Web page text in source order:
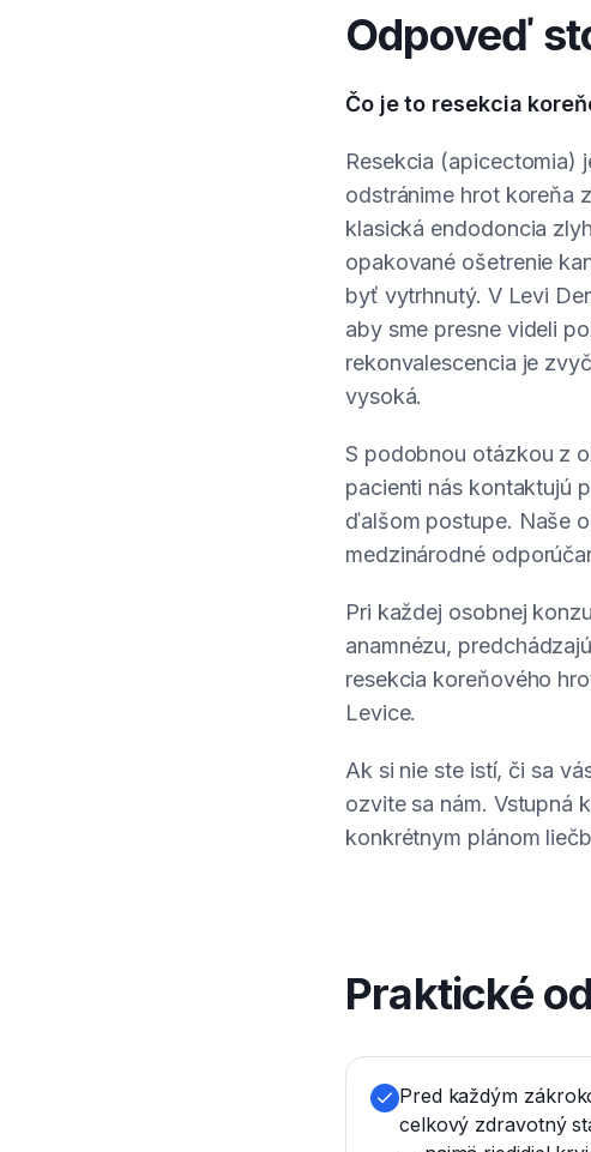
Odpoveď
Čo je to resekcia
Resekcia (apicectomia)
odstránime hrot koreňa
klasická endodoncia
opakované ošetrenie
byť vytrhnutý. V Levi
aby sme presne videli
rekonvalescencia je
vysoká.
S podobnou otázkou z
pacienti nás kontaktujú
ďalšom postupe. Naše
medzinárodné
Pri každej osobnej
anamnézu,
resekcia koreňového
Levice.
Ak si nie ste istí, či sa
ozvite sa nám. Vstupná
konkrétnym plánom
Praktické
Pred každým
celkový zdravotný